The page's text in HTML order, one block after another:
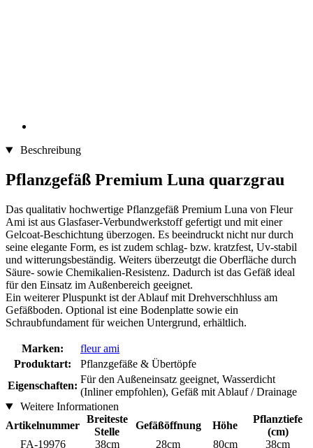
Beschreibung
Pflanzgefäß Premium Luna quarzgrau
Das qualitativ hochwertige Pflanzgefäß Premium Luna von Fleur
Ami ist aus Glasfaser-Verbundwerkstoff gefertigt und mit einer
Gelcoat-Beschichtung überzogen. Es beeindruckt nicht nur durch
seine elegante Form, es ist zudem schlag- bzw. kratzfest, Uv-stabil
und witterungsbeständig. Weiters überzeutgt die Oberfläche durch
Säure- sowie Chemikalien-Resistenz. Dadurch ist das Gefäß ideal
für den Einsatz im Außenbereich geeignet.
Ein weiterer Pluspunkt ist der Ablauf mit Drehverschhluss am
Gefäßboden. Optional ist eine Bodenplatte sowie ein
Schraubfundament für weichen Untergrund, erhältlich.
Marken:
fleur ami
Produktart:
Pflanzgefäße & Übertöpfe
Eigenschaften:
Für den Außeneinsatz geeignet, Wasserdicht
(Inliner empfohlen), Gefäß mit Ablauf / Drainage
Weitere Informationen
Artikelnummer
Breiteste
Stelle
Gefäßöffnung Höhe
Pflanztiefe
(cm)
FA-19976
38cm 28cm 80cm 38cm